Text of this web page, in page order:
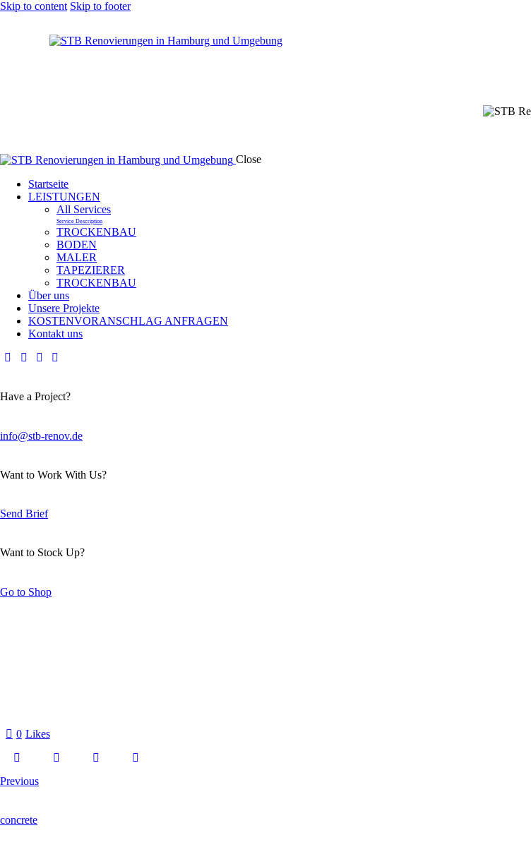
Skip to content Skip to footer
Close
Startseite
LEISTUNGEN
All Services
Service Description
TROCKENBAU
BODEN
MALER
TAPEZIERER
TROCKENBAU
Über uns
Unsere Projekte
KOSTENVORANSCHLAG ANFRAGEN
Kontakt uns
Have a Project?
info@stb-renov.de
Want to Work With Us?
Send Brief
Want to Stock Up?
Go to Shop
0 Likes
Beitragsnavigation
Previous
concrete